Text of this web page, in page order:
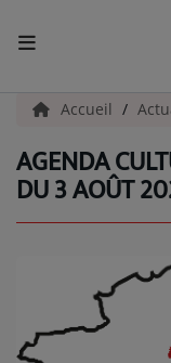
ACCUEIL
Actualités
INFOS - ALLIER
AGENDA
INFOS POP ROCK
Accueil
AGENDA
DU 3 AOÛT